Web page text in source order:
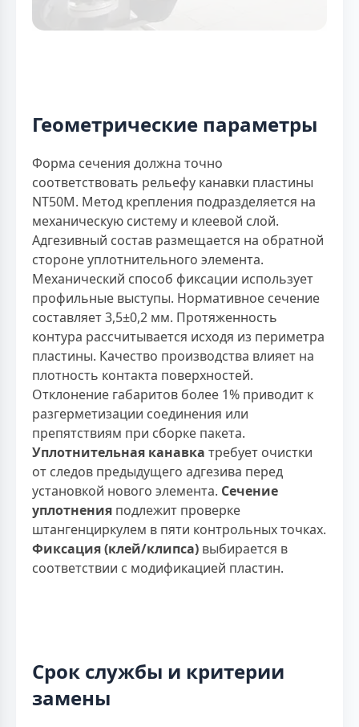
Геометрические параметры
Форма сечения должна точно
соответствовать рельефу канавки пластины
NT50M. Метод крепления подразделяется на
механическую систему и клеевой слой.
Адгезивный состав размещается на обратной
стороне уплотнительного элемента.
Механический способ фиксации использует
профильные выступы. Нормативное сечение
составляет 3,5±0,2 мм. Протяженность
контура рассчитывается исходя из периметра
пластины. Качество производства влияет на
плотность контакта поверхностей.
Отклонение габаритов более 1% приводит к
разгерметизации соединения или
препятствиям при сборке пакета.
Уплотнительная канавка требует очистки
от следов предыдущего адгезива перед
установкой нового элемента. Сечение
уплотнения подлежит проверке
штангенциркулем в пяти контрольных точках.
Фиксация (клей/клипса) выбирается в
соответствии с модификацией пластин.
Срок службы и критерии
замены